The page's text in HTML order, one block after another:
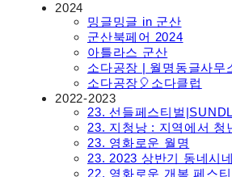
2024
밍글밍글 in 군산
군산북페어 2024
아틀라스 군산
소다공장 | 월명동글사무
소다공장🎈소다클럽
2022-2023
23. 선들페스티벌
23. 지청낭 : 지역에서 청
23. 영화로운 월명
23. 2023 상반기 동네시
22. 영화로운 개복 페스티